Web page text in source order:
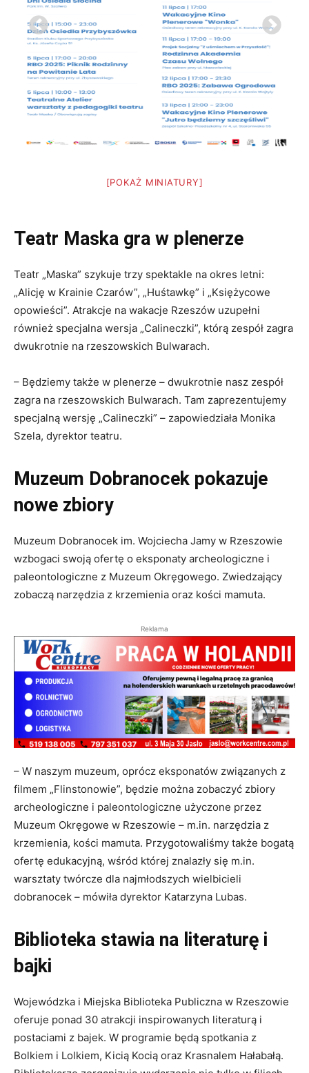
[POKAŻ MINIATURY]
Teatr Maska gra w plenerze
Teatr „Maska” szykuje trzy spektakle na okres letni:
„Alicję w Krainie Czarów”, „Huśtawkę” i „Księżycowe
opowieści”. Atrakcje na wakacje Rzeszów uzupełni
również specjalna wersja „Calineczki”, którą zespół zagra
dwukrotnie na rzeszowskich Bulwarach.
– Będziemy także w plenerze – dwukrotnie nasz zespół
zagra na rzeszowskich Bulwarach. Tam zaprezentujemy
specjalną wersję „Calineczki” – zapowiedziała Monika
Szela, dyrektor teatru.
Muzeum Dobranocek pokazuje
nowe zbiory
Muzeum Dobranocek im. Wojciecha Jamy w Rzeszowie
wzbogaci swoją ofertę o eksponaty archeologiczne i
paleontologiczne z Muzeum Okręgowego. Zwiedzający
zobaczą narzędzia z krzemienia oraz kości mamuta.
Reklama
– W naszym muzeum, oprócz eksponatów związanych z
filmem „Flinstonowie”, będzie można zobaczyć zbiory
archeologiczne i paleontologiczne użyczone przez
Muzeum Okręgowe w Rzeszowie – m.in. narzędzia z
krzemienia, kości mamuta. Przygotowaliśmy także bogatą
ofertę edukacyjną, wśród której znalazły się m.in.
warsztaty twórcze dla najmłodszych wielbicieli
dobranocek – mówiła dyrektor Katarzyna Lubas.
Biblioteka stawia na literaturę i
bajki
Wojewódzka i Miejska Biblioteka Publiczna w Rzeszowie
oferuje ponad 30 atrakcji inspirowanych literaturą i
postaciami z bajek. W programie będą spotkania z
Bolkiem i Lolkiem, Kicią Kocią oraz Krasnalem Hałabałą.